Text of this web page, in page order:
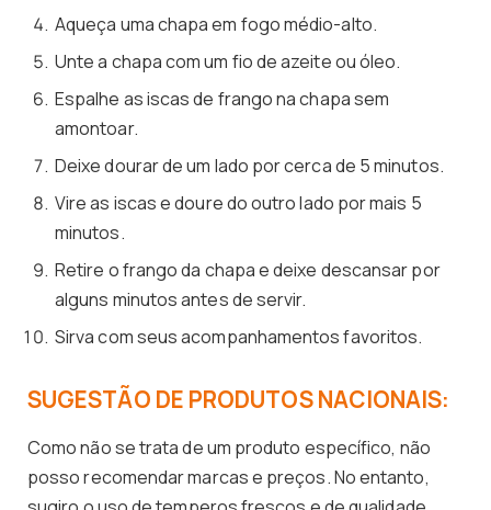
Aqueça uma chapa em fogo médio-alto.
Unte a chapa com um fio de azeite ou óleo.
Espalhe as iscas de frango na chapa sem
amontoar.
Deixe dourar de um lado por cerca de 5 minutos.
Vire as iscas e doure do outro lado por mais 5
minutos.
Retire o frango da chapa e deixe descansar por
alguns minutos antes de servir.
Sirva com seus acompanhamentos favoritos.
SUGESTÃO DE PRODUTOS NACIONAIS:
Como não se trata de um produto específico, não
posso recomendar marcas e preços. No entanto,